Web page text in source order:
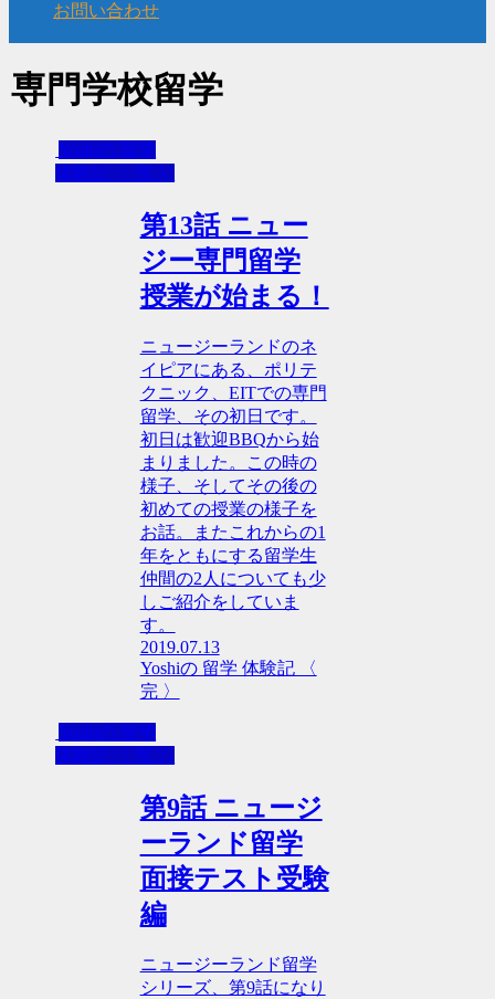
お問い合わせ
専門学校留学
Yoshiの 留学
体験記 〈 完 〉
第13話 ニュー
ジー専門留学
授業が始まる！
ニュージーランドのネ
イピアにある、ポリテ
クニック、EITでの専門
留学、その初日です。
初日は歓迎BBQから始
まりました。この時の
様子、そしてその後の
初めての授業の様子を
お話。またこれからの1
年をともにする留学生
仲間の2人についても少
しご紹介をしていま
す。
2019.07.13
Yoshiの 留学 体験記 〈
完 〉
Yoshiの 留学
体験記 〈 完 〉
第9話 ニュージ
ーランド留学
面接テスト受験
編
ニュージーランド留学
シリーズ、第9話になり